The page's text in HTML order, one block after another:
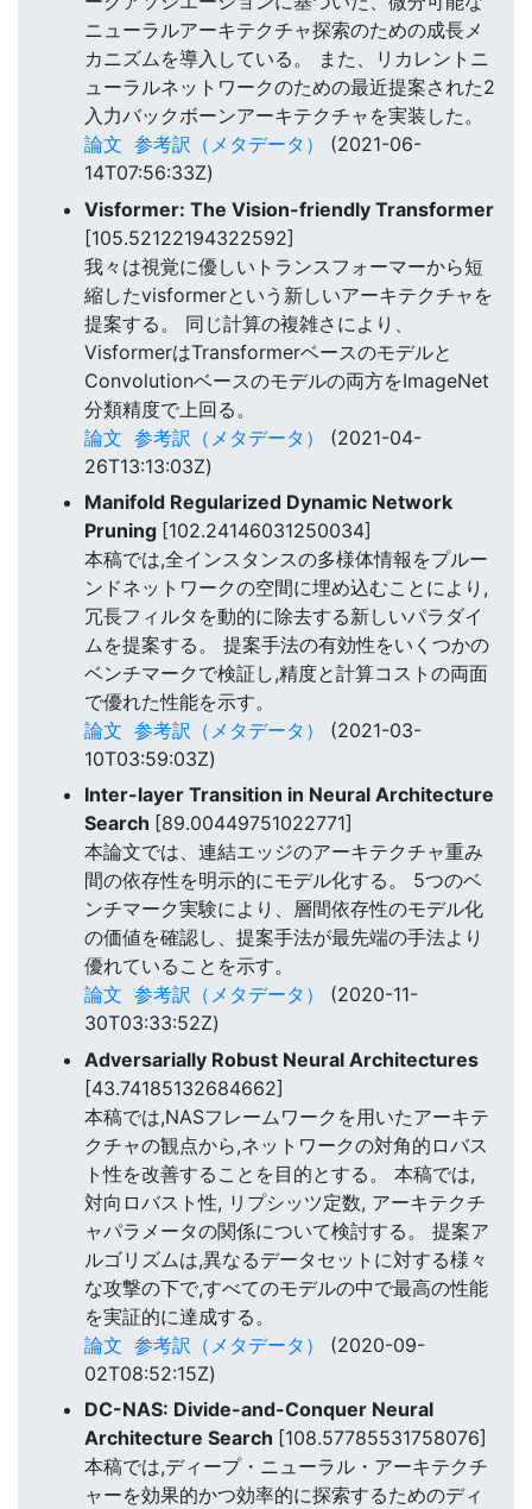
ニューラルアーキテクチャ探索のための成長メ
カニズムを導入している。 また、リカレントニ
ューラルネットワークのための最近提案された2
入力バックボーンアーキテクチャを実装した。
論文 参考訳（メタデータ）
(2021-06-
14T07:56:33Z)
Visformer: The Vision-friendly Transformer
[105.52122194322592]
我々は視覚に優しいトランスフォーマーから短
縮したvisformerという新しいアーキテクチャを
提案する。 同じ計算の複雑さにより、
VisformerはTransformerベースのモデルと
Convolutionベースのモデルの両方をImageNet
分類精度で上回る。
論文 参考訳（メタデータ）
(2021-04-
26T13:13:03Z)
Manifold Regularized Dynamic Network
Pruning [102.24146031250034]
本稿では,全インスタンスの多様体情報をプルー
ンドネットワークの空間に埋め込むことにより,
冗長フィルタを動的に除去する新しいパラダイ
ムを提案する。 提案手法の有効性をいくつかの
ベンチマークで検証し,精度と計算コストの両面
で優れた性能を示す。
論文 参考訳（メタデータ）
(2021-03-
10T03:59:03Z)
Inter-layer Transition in Neural Architecture
Search [89.00449751022771]
本論文では、連結エッジのアーキテクチャ重み
間の依存性を明示的にモデル化する。 5つのベ
ンチマーク実験により、層間依存性のモデル化
の価値を確認し、提案手法が最先端の手法より
優れていることを示す。
論文 参考訳（メタデータ）
(2020-11-
30T03:33:52Z)
Adversarially Robust Neural Architectures
[43.74185132684662]
本稿では,NASフレームワークを用いたアーキテ
クチャの観点から,ネットワークの対角的ロバス
ト性を改善することを目的とする。 本稿では,
対向ロバスト性, リプシッツ定数, アーキテクチ
ャパラメータの関係について検討する。 提案ア
ルゴリズムは,異なるデータセットに対する様々
な攻撃の下で,すべてのモデルの中で最高の性能
を実証的に達成する。
論文 参考訳（メタデータ）
(2020-09-
02T08:52:15Z)
DC-NAS: Divide-and-Conquer Neural
Architecture Search [108.57785531758076]
本稿では,ディープ・ニューラル・アーキテクチ
ャーを効果的かつ効率的に探索するためのディ